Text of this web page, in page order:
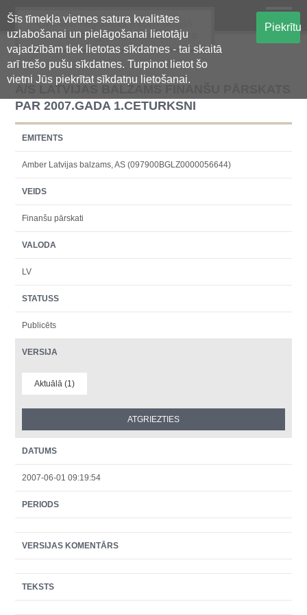
Šīs tīmekļa vietnes satura kvalitātes
uzlabošanai un pielāgošanai lietotāju
vajadzībām tiek lietotas sīkdatnes - tai skaitā
arī trešo pušu sīkdatnes. Turpinot lietot šo
vietni Jūs piekrītat sīkdatņu lietošanai.
Piekrītu
Oficiālā regulētās informācijas
centralizētā glabāšanas sistēma
A/S LATVIJAS BALZAMS FINANŠU PĀRSKATS
PAR 2007.GADA 1.CETURKSNI
EMITENTS
Amber Latvijas balzams, AS (097900BGLZ0000056644)
VEIDS
Finanšu pārskati
VALODA
LV
STATUSS
Publicēts
VERSIJA
Aktuālā (1)
DATUMS
2007-06-01 09:19:54
PERIODS
VERSIJAS KOMENTĀRS
TEKSTS